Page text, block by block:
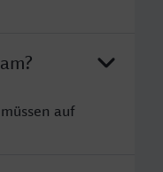
auf